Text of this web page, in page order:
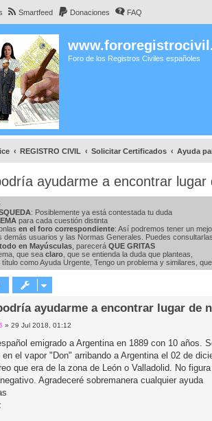
Smartfeed Donaciones FAQ
Foro de los Registros Civiles españoles
REGISTRO CIVIL Solicitar Certificados Ayuda
ayudarme a encontrar
: Posiblemente ya está contestada tu duda
para cada cuestión distinta
en el foro correspondiente: Así podremos tener un
demás usuarios y las Normas Generales. Puedes consultarlas
en Mayúsculas , parecerá QUE GRITAS
que sea claro , que se entienda la duda que planteas,
como Ayuda Urgente, Tengo un problema y similares,
ayudarme a encontrar lugar de
»29 Jul 2018, 01:12
emigrado a Argentina en 1889 con 10 años.
en el vapor "Don" arribando a Argentina el 02 de
que era de la zona de León o Valladolid. No
Agradeceré sobremanera cualquier ayuda